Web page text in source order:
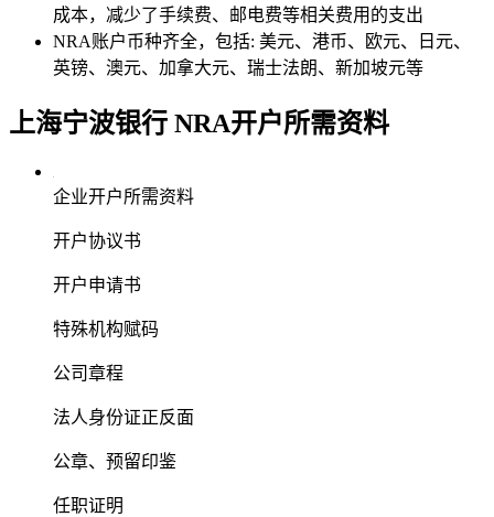
成本，减少了手续费、邮电费等相关费用的支出
NRA账户币种齐全，包括: 美元、港币、欧元、日元、
英镑、澳元、加拿大元、瑞士法朗、新加坡元等
上海宁波银行 NRA开户所需资料
企业开户所需资料
开户协议书
开户申请书
特殊机构赋码
公司章程
法人身份证正反面
公章、预留印鉴
任职证明